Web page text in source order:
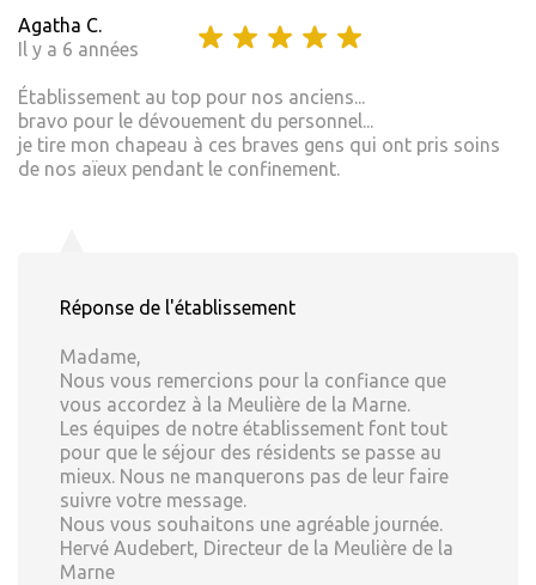
Agatha C.
Il y a 6 années
Établissement au top pour nos anciens...
bravo pour le dévouement du personnel...
je tire mon chapeau à ces braves gens qui ont pris soins
de nos aïeux pendant le confinement.
Réponse de l'établissement
Madame,
Nous vous remercions pour la confiance que
vous accordez à la Meulière de la Marne.
Les équipes de notre établissement font tout
pour que le séjour des résidents se passe au
mieux. Nous ne manquerons pas de leur faire
suivre votre message.
Nous vous souhaitons une agréable journée.
Hervé Audebert, Directeur de la Meulière de la
Marne